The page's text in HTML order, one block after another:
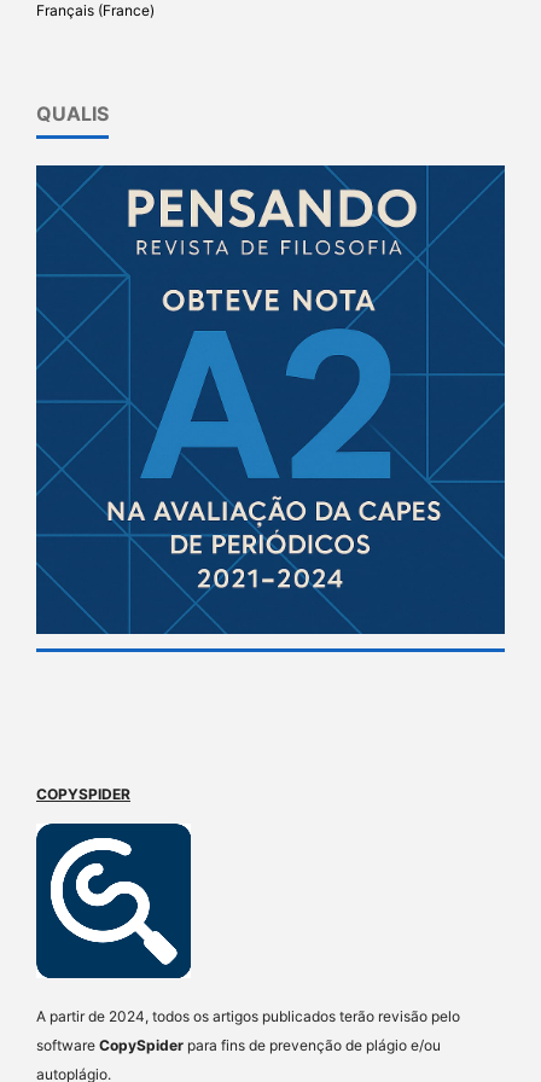
Français (France)
QUALIS
COPYSPIDER
A partir de 2024, todos os artigos publicados terão revisão pelo
software CopySpider para fins de prevenção de plágio e/ou
autoplágio.